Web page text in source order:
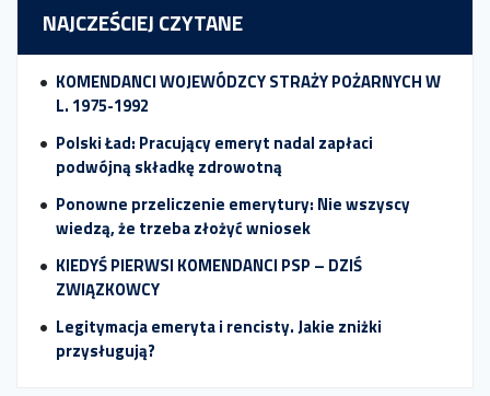
NAJCZEŚCIEJ CZYTANE
KOMENDANCI WOJEWÓDZCY STRAŻY POŻARNYCH W
L. 1975-1992
Polski Ład: Pracujący emeryt nadal zapłaci
podwójną składkę zdrowotną
Ponowne przeliczenie emerytury: Nie wszyscy
wiedzą, że trzeba złożyć wniosek
KIEDYŚ PIERWSI KOMENDANCI PSP – DZIŚ
ZWIĄZKOWCY
Legitymacja emeryta i rencisty. Jakie zniżki
przysługują?